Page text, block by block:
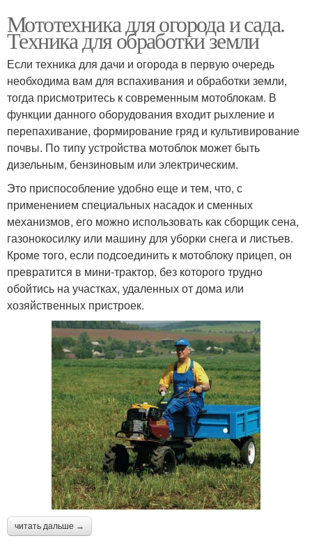
Мототехника для огорода и сада.
Техника для обработки земли
Если техника для дачи и огорода в первую очередь
необходима вам для вспахивания и обработки земли,
тогда присмотритесь к современным мотоблокам. В
функции данного оборудования входит рыхление и
перепахивание, формирование гряд и культивирование
почвы. По типу устройства мотоблок может быть
дизельным, бензиновым или электрическим.
Это приспособление удобно еще и тем, что, с
применением специальных насадок и сменных
механизмов, его можно использовать как сборщик сена,
газонокосилку или машину для уборки снега и листьев.
Кроме того, если подсоединить к мотоблоку прицеп, он
превратится в мини-трактор, без которого трудно
обойтись на участках, удаленных от дома или
хозяйственных пристроек.
читать дальше →